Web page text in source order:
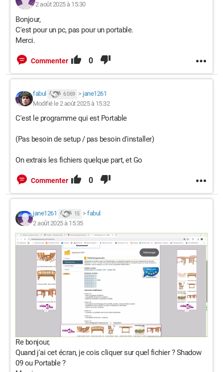
2 août 2025 à 15:30
Bonjour,
C'est pour un pc, pas pour un portable.
Merci.
Commenter 0
fabul 6 069 > jane1261
Modifié le 2 août 2025 à 15:32
C'est le programme qui est Portable
(Pas besoin de setup / pas besoin d'installer)
On extrais les fichiers quelque part, et Go
Commenter 0
jane1261 15 > fabul
2 août 2025 à 15:35
Re bonjour,
Quand j'ai cet écran, je cois cliquer sur quel fichier ? Shadow
09 ou Portable ?